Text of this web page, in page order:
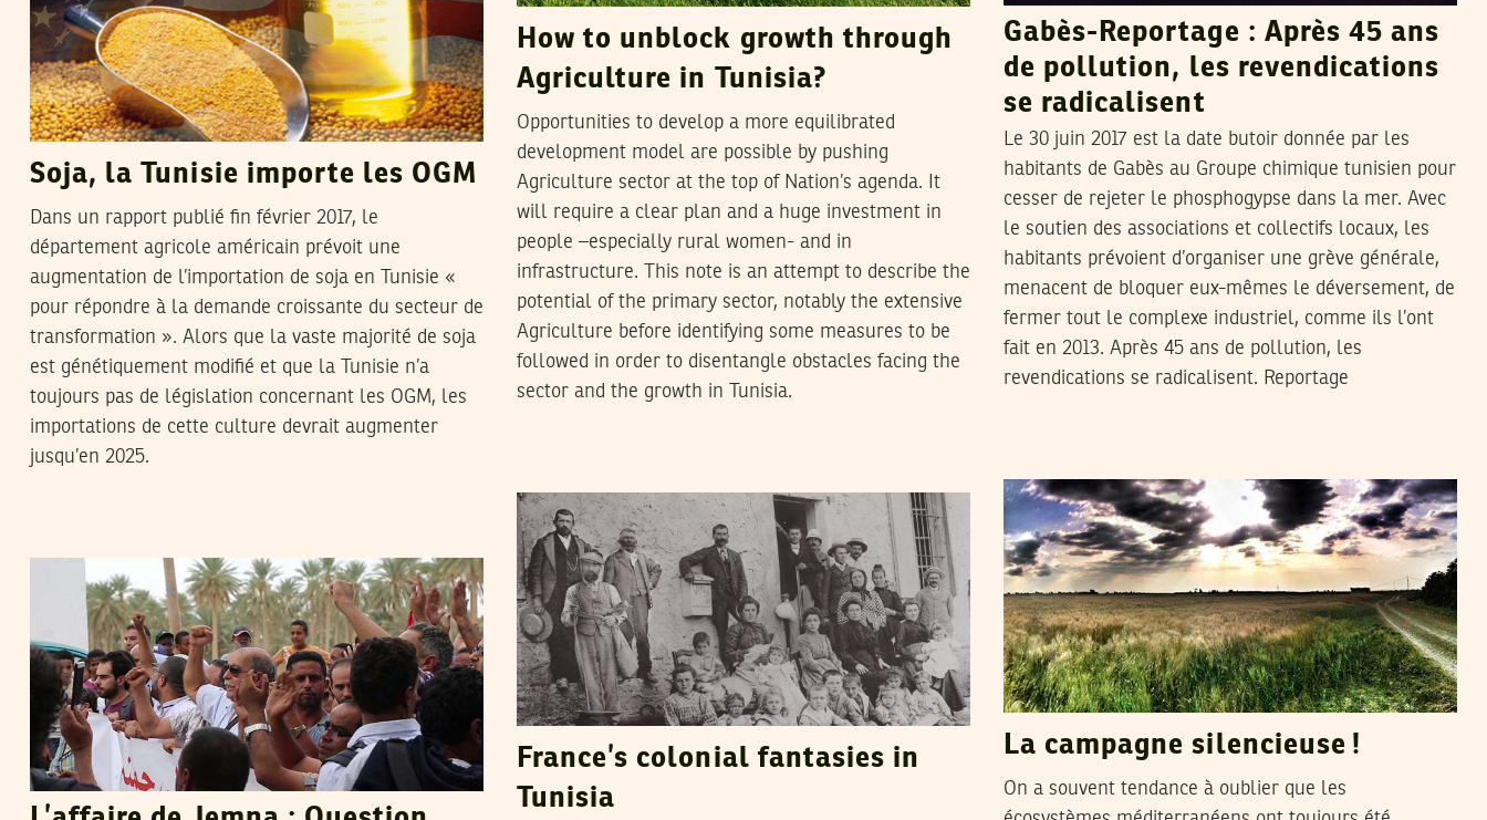
Gabès-Reportage : Après 45 ans
de pollution, les revendications
se radicalisent
Le 30 juin 2017 est la date butoir donnée par les
habitants de Gabès au Groupe chimique tunisien pour
cesser de rejeter le phosphogypse dans la mer. Avec
le soutien des associations et collectifs locaux, les
habitants prévoient d’organiser une grève générale,
menacent de bloquer eux-mêmes le déversement, de
fermer tout le complexe industriel, comme ils l’ont
fait en 2013. Après 45 ans de pollution, les
revendications se radicalisent. Reportage
How to unblock growth through
Agriculture in Tunisia?
Opportunities to develop a more equilibrated
development model are possible by pushing
Agriculture sector at the top of Nation’s agenda. It
will require a clear plan and a huge investment in
people –especially rural women- and in
infrastructure. This note is an attempt to describe the
potential of the primary sector, notably the extensive
Agriculture before identifying some measures to be
followed in order to disentangle obstacles facing the
sector and the growth in Tunisia.
Soja, la Tunisie importe les OGM
Dans un rapport publié fin février 2017, le
département agricole américain prévoit une
augmentation de l’importation de soja en Tunisie «
pour répondre à la demande croissante du secteur de
transformation ». Alors que la vaste majorité de soja
est génétiquement modifié et que la Tunisie n’a
toujours pas de législation concernant les OGM, les
importations de cette culture devrait augmenter
jusqu’en 2025.
La campagne silencieuse !
On a souvent tendance à oublier que les
France’s colonial fantasies in
Tunisia